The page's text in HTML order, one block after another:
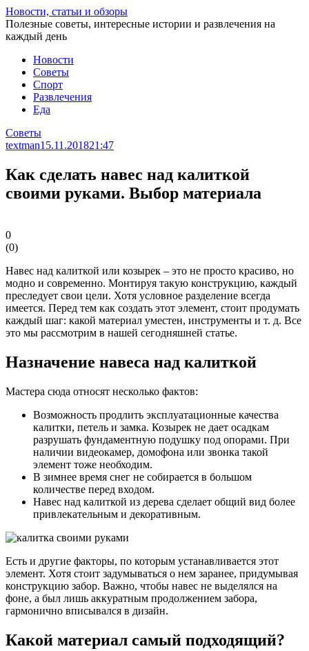
Перейти
к
статье
Новости, статьи и обзоры
Полезные советы, интересные истории и развлечения на
каждый день
Новости
Советы
Спорт
Развлечения
Еда
Советы
textman15.11.201821:47
Как сделать навес над калиткой
своими руками. Выбор материала
0
(0)
Навес над калиткой или козырек – это не просто красиво, но
модно и современно. Монтируя такую конструкцию, каждый
преследует свои цели. Хотя условное разделение всегда
имеется. Перед тем как создать этот элемент, стоит продумать
каждый шаг: какой материал уместен, инструменты и т. д. Все
это мы рассмотрим в нашей сегодняшней статье.
Назначение навеса над калиткой
Мастера сюда относят несколько фактов:
Возможность продлить эксплуатационные качества
калитки, петель и замка. Козырек не дает осадкам
разрушать фундаментную подушку под опорами. При
наличии видеокамер, домофона или звонка такой
элемент тоже необходим.
В зимнее время снег не собирается в большом
количестве перед входом.
Навес над калиткой из дерева сделает общий вид более
привлекательным и декоративным.
Есть и другие факторы, по которым устанавливается этот
элемент. Хотя стоит задумываться о нем заранее, придумывая
конструкцию забор. Важно, чтобы навес не выделялся на
фоне, а был лишь аккуратным продолжением забора,
гармонично вписывался в дизайн.
Какой материал самый подходящий?